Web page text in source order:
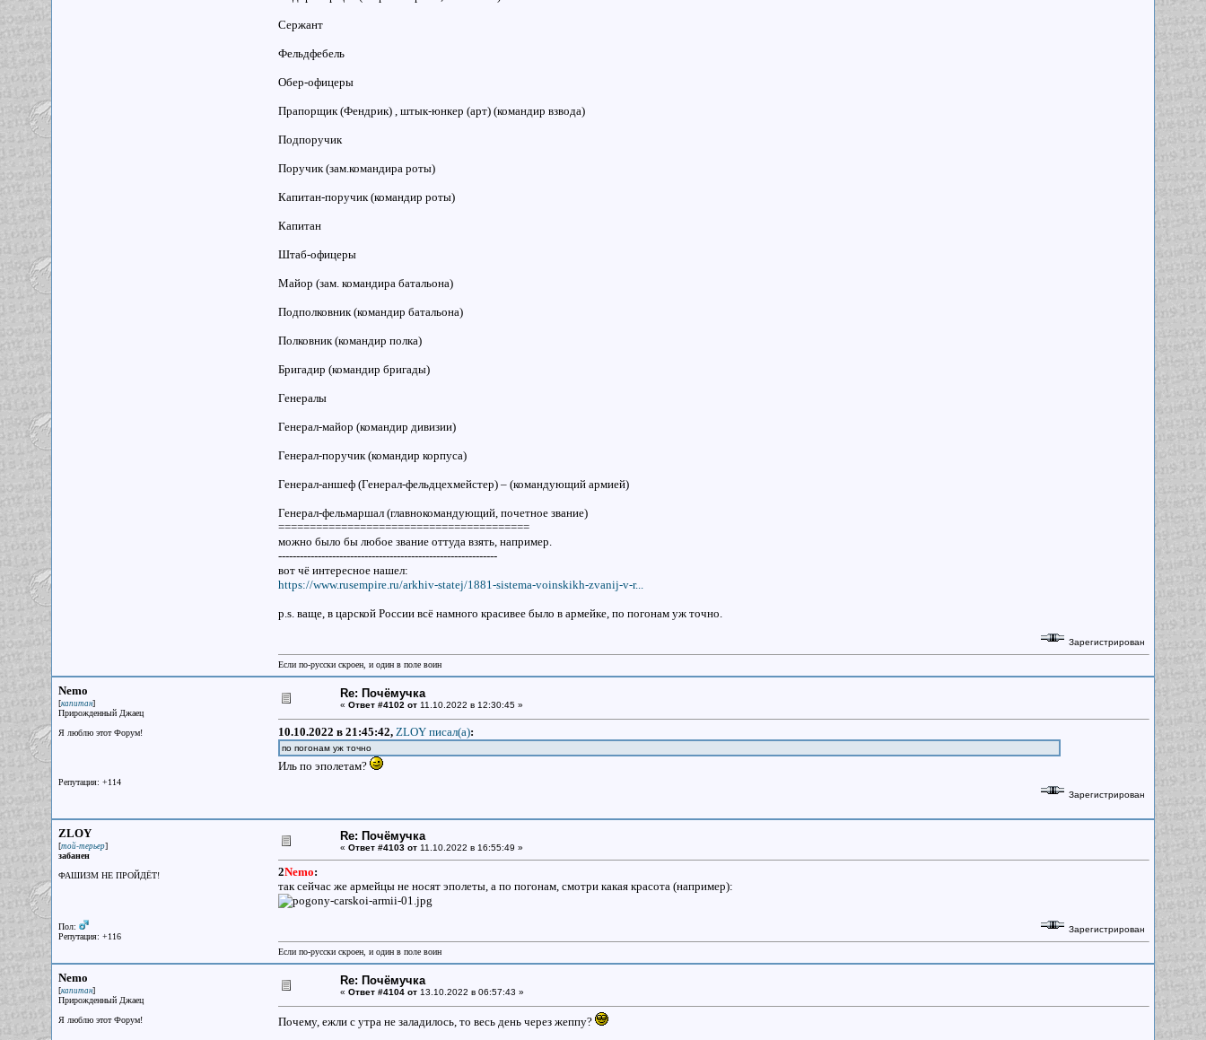
Сержант
Фельдфебель
Обер-офицеры
Прапорщик (Фендрик) , штык-юнкер (арт) (командир взвода)
Подпоручик
Поручик (зам.командира роты)
Капитан-поручик (командир роты)
Капитан
Штаб-офицеры
Майор (зам. командира батальона)
Подполковник (командир батальона)
Полковник (командир полка)
Бригадир (командир бригады)
Генералы
Генерал-майор (командир дивизии)
Генерал-поручик (командир корпуса)
Генерал-аншеф (Генерал-фельдцехмейстер) – (командующий армией)
Генерал-фельмаршал (главнокомандующий, почетное звание)
========================================
можно было бы любое звание оттуда взять, например.
-------------------------------------------------------------
вот чё интересное нашел:
https://www.rusempire.ru/arkhiv-statej/1881-sistema-voinskikh-zvanij-v-r...
p.s. ваще, в царской России всё намного красивее было в армейке, по погонам уж точно.
Зарегистрирован
Если по-русски скроен, и один в поле воин
Nemo
[капитан]
Прирожденный Джаец
Я люблю этот Форум!
Репутация: +114
Re: Почёмучка
« Ответ #4102 от 11.10.2022 в 12:30:45 »
10.10.2022 в 21:45:42, ZLOY писал(a):
по погонам уж точно
Иль по эполетам?
Зарегистрирован
ZLOY
[той-терьер]
забанен
ФАШИЗМ НЕ ПРОЙДЁТ!
Пол:
Репутация: +116
Re: Почёмучка
« Ответ #4103 от 11.10.2022 в 16:55:49 »
2Nemo:
так сейчас же армейцы не носят эполеты, а по погонам, смотри какая красота (например):
Зарегистрирован
Если по-русски скроен, и один в поле воин
Nemo
[капитан]
Прирожденный Джаец
Я люблю этот Форум!
Re: Почёмучка
« Ответ #4104 от 13.10.2022 в 06:57:43 »
Почему, ежли с утра не заладилось, то весь день через жеппу?